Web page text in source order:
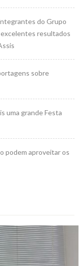
do Grupo
resultados
sobre
uma grande Festa
podem aproveitar os